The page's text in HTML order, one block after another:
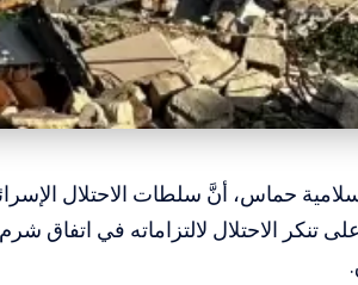
حماس، أنَّ سلطات الاحتلال
تنكر الاحتلال لالتزاماته في اتفاق